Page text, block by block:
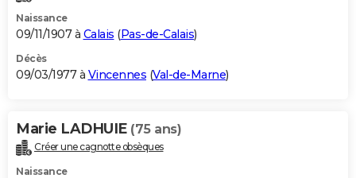
Naissance
09/11/1907 à Calais (Pas-de-Calais)
Décès
09/03/1977 à Vincennes (Val-de-Marne)
Marie LADHUIE (75 ans)
Créer une cagnotte obsèques
Naissance